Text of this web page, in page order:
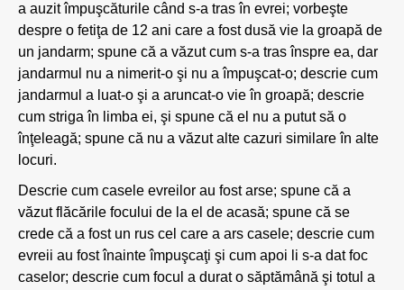
a auzit împuşcăturile când s-a tras în evrei; vorbeşte
despre o fetiţa de 12 ani care a fost dusă vie la groapă de
un jandarm; spune că a văzut cum s-a tras înspre ea, dar
jandarmul nu a nimerit-o şi nu a împuşcat-o; descrie cum
jandarmul a luat-o şi a aruncat-o vie în groapă; descrie
cum striga în limba ei, şi spune că el nu a putut să o
înţeleagă; spune că nu a văzut alte cazuri similare în alte
locuri.
Descrie cum casele evreilor au fost arse; spune că a
văzut flăcările focului de la el de acasă; spune că se
crede că a fost un rus cel care a ars casele; descrie cum
evreii au fost înainte împuşcaţi şi cum apoi li s-a dat foc
caselor; descrie cum focul a durat o săptămână şi totul a